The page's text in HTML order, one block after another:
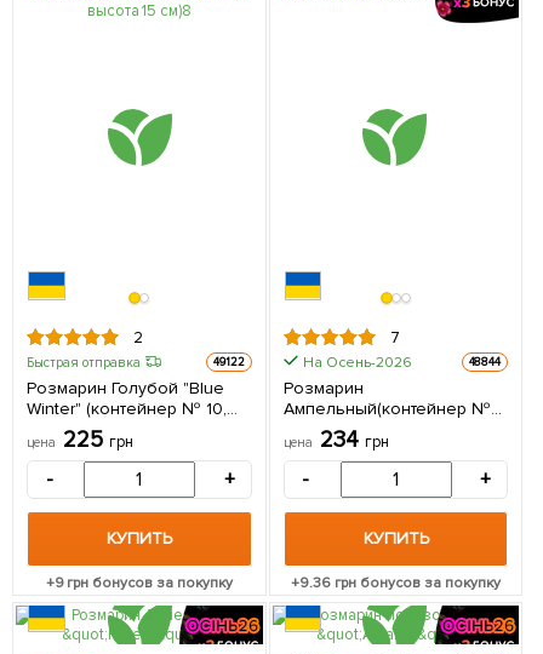
2
Быстрая отправка 49122
Розмарин Голубой "Blue
Winter" (контейнер № 10,
высота 15 см) 1 шт в
упаковке
цена 225 грн
- +
КУПИТЬ
+9грн бонусов за покупку
7
На Осень-2026 48844
Розмарин
Ампельный(контейнер №
10) 1 шт в упаковке
цена 234 грн
- +
КУПИТЬ
+9.36 грн бонусов за покупку